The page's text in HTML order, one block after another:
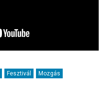
Fesztivál
Mozgás